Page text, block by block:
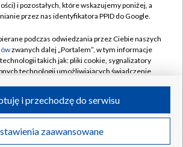
Cyfrowa
Pomoc
Kontakt
Kanały
Polska S.A. w likwidacji
i pozostałych, które wskazujemy poniżej, a
przez nas identyfikatora PPID do Google.
podczas odwiedzania przez Ciebie naszych
zwanych dalej „Portalem”, w tym informacje
takich jak: pliki cookie, sygnalizatory
technologii umożliwiających świadczenie
podczas odwiedzania przez Ciebie
na Portalu, takie jak adresy IP, identyfikatory
zaawansowane
i przechodzę do serwisu